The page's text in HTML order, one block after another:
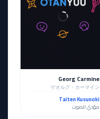
Georg Carmine
ゲオルグ・カーマイン
Taiten Kusunoki
مؤدي الصوت